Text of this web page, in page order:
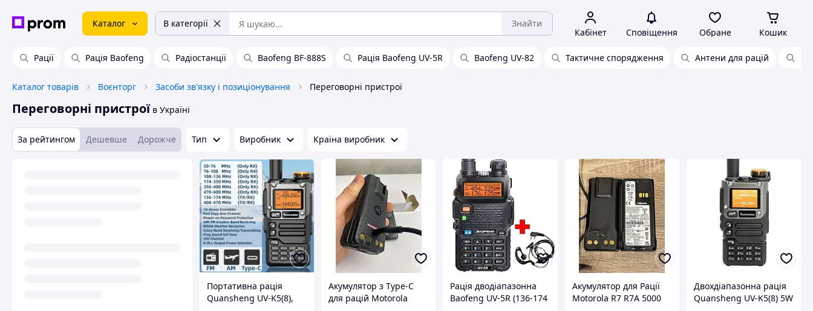
Каталог В категорії Знайти
Кабінет Сповіщення Обране Кошик
Рації Рація Baofeng Радіостанції Baofeng BF-888S Рація Baofeng UV-5R Baofeng UV-82 Тактичне спорядження Антени для рацій
Каталог товарів Воєнторг Засоби зв'язку і позиціонування Переговорні пристрої
Переговорні пристрої в Україні
За рейтингом Дешевше Дорожче Тип Виробник Країна виробник
Портативна рація
Quansheng UV-K5(8),
Акумулятор з Type-C
для рацій Motorola
Рація дводіапазонна
Baofeng UV-5R (136-174
Акумулятор для Рації
Motorola R7 R7A 5000
Двохдіапазонна рація
Quansheng UV-K5(8) 5W